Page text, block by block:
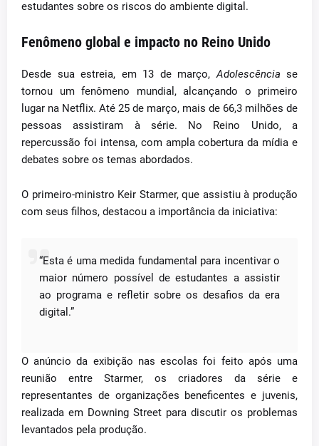
estudantes sobre os riscos do ambiente digital.
Fenômeno global e impacto no Reino Unido
Desde sua estreia, em 13 de março,Adolescência se
tornou um fenômeno mundial, alcançando o primeiro
lugar na Netflix. Até 25 de março, mais de 66,3 milhões de
pessoas assistiram à série. No Reino Unido, a
repercussão foi intensa, com ampla cobertura da mídia e
debates sobre os temas abordados.
O primeiro-ministro Keir Starmer, que assistiu à produção
com seus filhos, destacou a importância da iniciativa:
“Esta é uma medida fundamental para incentivar o
maior número possível de estudantes a assistir
ao programa e refletir sobre os desafios da era
digital.”
O anúncio da exibição nas escolas foi feito após uma
reunião entre Starmer, os criadores da série e
representantes de organizações beneficentes e juvenis,
realizada em Downing Street para discutir os problemas
levantados pela produção.